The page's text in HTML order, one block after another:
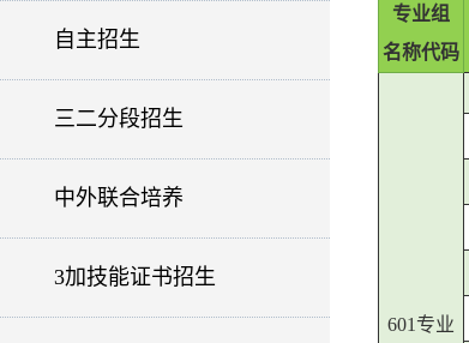
自主招生
三二分段招生
中外联合培养
3加技能证书招生
专业组
名称代码
601专业